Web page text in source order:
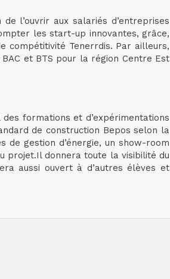
l’ouvrir aux salariés d’entreprises
les start-up innovantes, grâce,
compétitivité Tenerrdis. Par ailleurs,
et BTS pour la région Centre Est
formations et d’expérimentations
de construction Bepos selon la
de gestion d’énergie, un show-room
projet.Il donnera toute la visibilité du
aussi ouvert à d’autres élèves et